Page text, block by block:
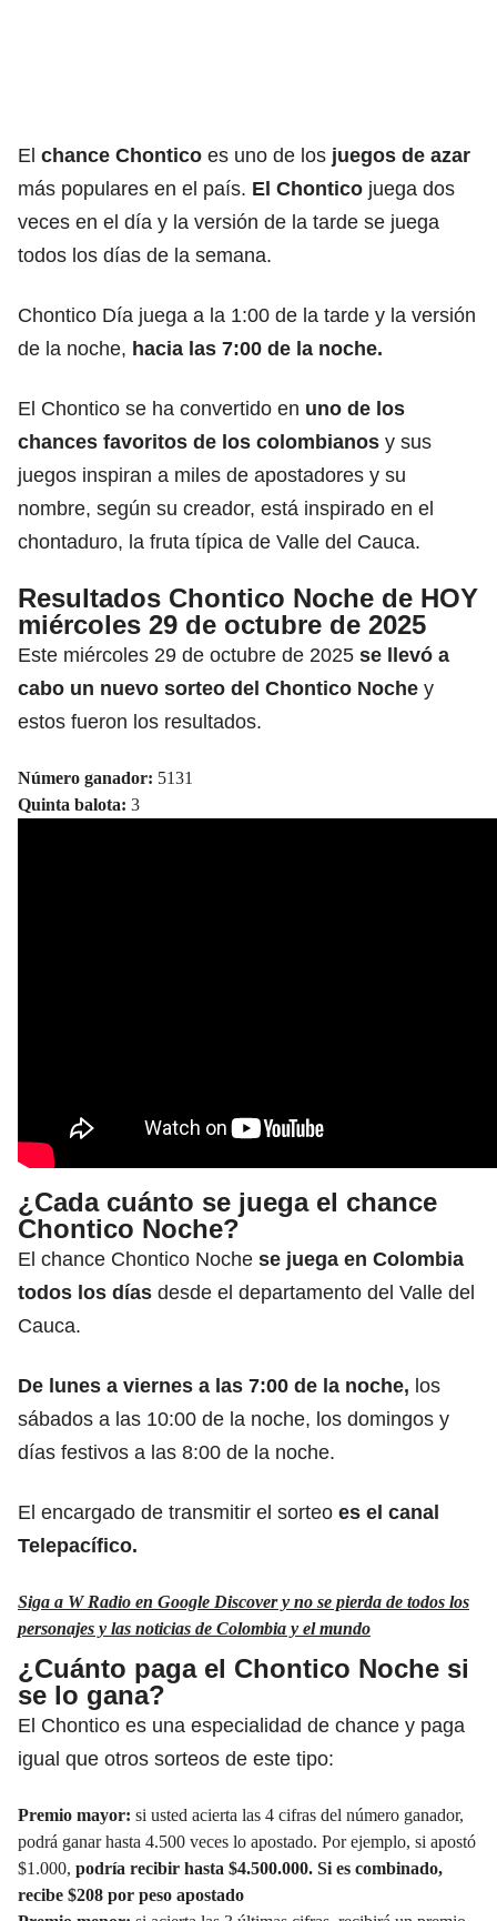
El chance Chontico es uno de los juegos de azar
más populares en el país. El Chontico juega dos
veces en el día y la versión de la tarde se juega
todos los días de la semana.
Chontico Día juega a la 1:00 de la tarde y la versión
de la noche, hacia las 7:00 de la noche.
El Chontico se ha convertido en uno de los
chances favoritos de los colombianos y sus
juegos inspiran a miles de apostadores y su
nombre, según su creador, está inspirado en el
chontaduro, la fruta típica de Valle del Cauca.
Resultados Chontico Noche de HOY
miércoles 29 de octubre de 2025
Este miércoles 29 de octubre de 2025 se llevó a
cabo un nuevo sorteo del Chontico Noche y
estos fueron los resultados.
Número ganador: 5131
Quinta balota: 3
¿Cada cuánto se juega el chance
Chontico Noche?
El chance Chontico Noche se juega en Colombia
todos los días desde el departamento del Valle del
Cauca.
De lunes a viernes a las 7:00 de la noche, los
sábados a las 10:00 de la noche, los domingos y
días festivos a las 8:00 de la noche.
El encargado de transmitir el sorteo es el canal
Telepacífico.
Siga a W Radio en Google Discover y no se pierda de todos los
personajes y las noticias de Colombia y el mundo
¿Cuánto paga el Chontico Noche si
se lo gana?
El Chontico es una especialidad de chance y paga
igual que otros sorteos de este tipo:
Premio mayor: si usted acierta las 4 cifras del número ganador,
podrá ganar hasta 4.500 veces lo apostado. Por ejemplo, si apostó
$1.000, podría recibir hasta $4.500.000. Si es combinado,
recibe $208 por peso apostado